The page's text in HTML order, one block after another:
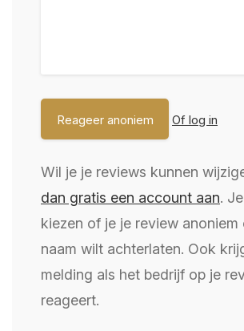
Of log in
Wil je je reviews kunnen
dan gratis een account aan.
kiezen of je je review anoniem
naam wilt achterlaten. Ook
melding als het bedrijf op je
reageert.